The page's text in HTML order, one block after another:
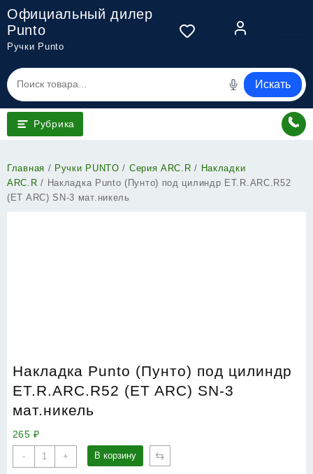
Перейти
содержимому
Официальный дилер
Punto
Ручки Punto
Искать
Рубрика
Главная / Ручки PUNTO / Серия ARC.R / Накладки
ARC.R / Накладка Punto (Пунто) под цилиндр ET.R.ARC.R52
(ET ARC) SN-3 мат.никель
Накладка Punto (Пунто) под цилиндр
ET.R.ARC.R52 (ET ARC) SN-3
мат.никель
265₽
-
Количество
товара
+ В корзину ⇆